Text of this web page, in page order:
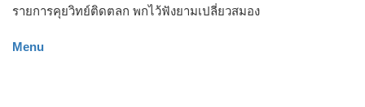
รายการคุยวิทย์ติดตลก พกไว้ฟังยามเปลี่ยวสมอง
Menu